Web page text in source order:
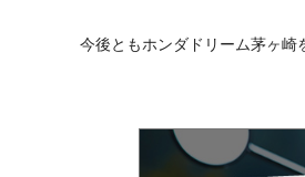
今後ともホンダドリーム茅ヶ崎